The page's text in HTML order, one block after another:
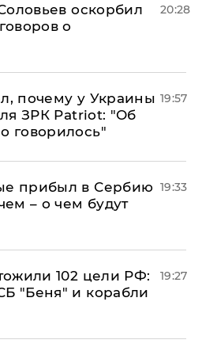
оскорбил
о
20:28
почему у Украины
ЗРК Patriot: "Об
говорилось"
19:57
прибыл в Сербию
– о чем будут
19:33
102 цели РФ:
"Беня" и корабли
19:27